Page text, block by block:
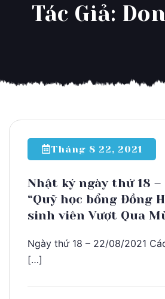
Tác Giả:
Tháng 8 22, 2021
Nhật ký ngày thứ 18
“Quỹ học bổng Đồng
sinh viên Vượt Qua
Ngày thứ 18 – 22/08/2021
[…]